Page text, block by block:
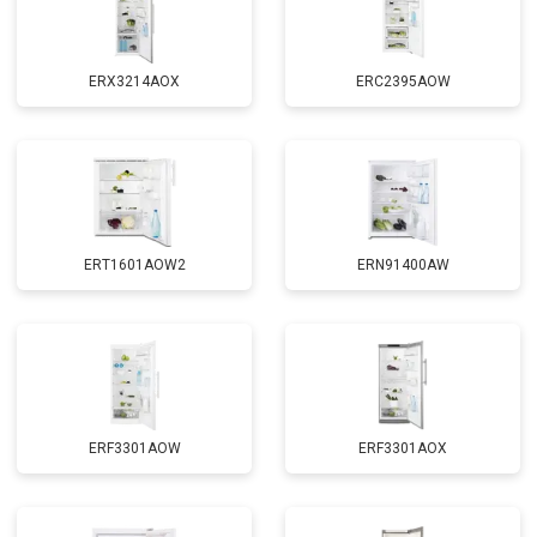
ERX3214AOX ERC2395AOW
ERT1601AOW2 ERN91400AW
ERF3301AOW ERF3301AOX